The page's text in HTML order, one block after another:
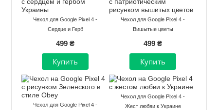
Чехол для Google Pixel 4 -
Сердце и Герб
499 ₴
Чехол для Google Pixel 4 -
Вишытые цветы
499 ₴
Чехол для Google Pixel 4 -
Чехол для Google Pixel 4 -
Жест любви к Украине